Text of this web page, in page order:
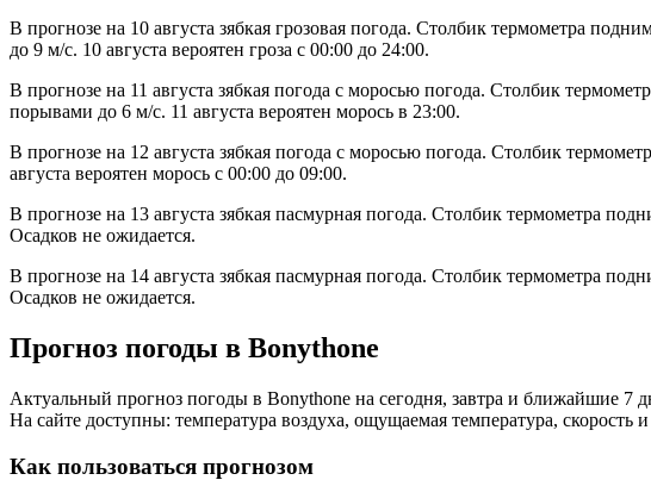
В прогнозе на 10 августа зябкая грозовая погода. Столбик термометра
до 9 м/с. 10 августа вероятен гроза с 00:00 до 24:00.
В прогнозе на 11 августа зябкая погода с моросью погода. Столбик
порывами до 6 м/с. 11 августа вероятен морось в 23:00.
В прогнозе на 12 августа зябкая погода с моросью погода. Столбик
августа вероятен морось с 00:00 до 09:00.
В прогнозе на 13 августа зябкая пасмурная погода. Столбик термометра
Осадков не ожидается.
В прогнозе на 14 августа зябкая пасмурная погода. Столбик термометра
Осадков не ожидается.
Прогноз погоды в Bonythonе
Актуальный прогноз погоды в Bonythonе на сегодня, завтра и ближайшие 7
На сайте доступны: температура воздуха, ощущаемая температура,
Как пользоваться прогнозом